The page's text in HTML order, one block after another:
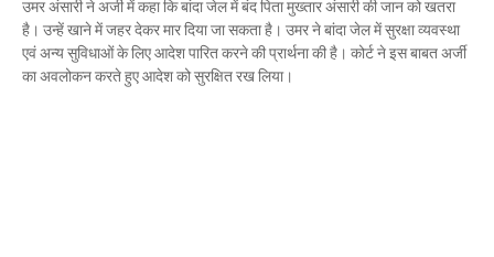
Mau Beat Media - Sep 22 2024
उमर अंसारी ने अर्जी में कहा कि बांदा जेल में बंद पिता मुख्तार अंसारी की जान को खतरा
है। उन्हें खाने में जहर देकर मार दिया जा सकता है। उमर ने बांदा जेल में सुरक्षा व्यवस्था
एवं अन्य सुविधाओं के लिए आदेश पारित करने की प्रार्थना की है। कोर्ट ने इस बाबत अर्जी
का अवलोकन करते हुए आदेश को सुरक्षित रख लिया।